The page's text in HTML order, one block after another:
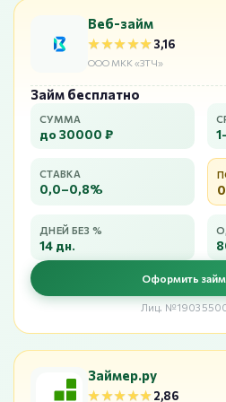
Веб-займ
★★★★★
★★★★★3,16
ООО МКК «ЗТЧ»
Займ бесплатно
СУММА
до 30000 ₽
СТАВКА
0,0–0,8%
ДНЕЙ БЕЗ %
14 дн.
Оформить займ
Лиц.
Займер.ру
★★★★★
★★★★★2,86